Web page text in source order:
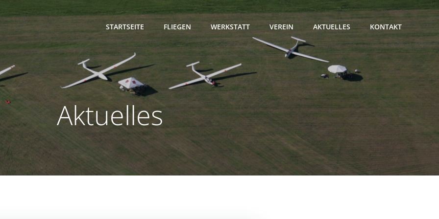
STARTSEITE FLIEGEN WERKSTATT VEREIN AKTUELLES KONTAKT
Aktuelles